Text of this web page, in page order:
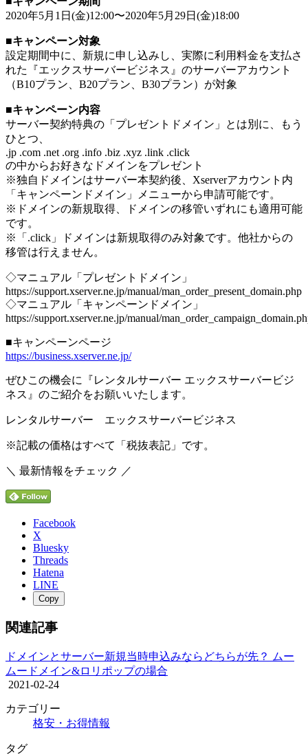
2020年5月1日(金)12:00〜2020年5月29日(金)18:00
■キャンペーン対象
設定期間中に、新規に申し込みし、実際に利用料金を支払さ
れた『エックスサーバービジネス』のサーバーアカウント
（B10プラン、B20プラン、B30プラン）が対象
■キャンペーン内容
サーバー契約特典の「プレゼントドメイン」とは別に、もう
ひとつ、
.jp .com .net .org .info .biz .xyz .link .click
の中からお好きなドメインをプレゼント
※独自ドメインはサーバー本契約後、Xserverアカウント内
「キャンペーンドメイン」メニューから申請可能です。
※ドメインの新規取得、ドメインの移管いずれにも適用可能
です。
※「.click」ドメインは新規取得のみ対象です。他社からの
移管は行えません。
◇マニュアル「プレゼントドメイン」
https://support.xserver.ne.jp/manual/man_order_present_domain.php
◇マニュアル「キャンペーンドメイン」
https://support.xserver.ne.jp/manual/
■キャンペーンページ
https://business.xserver.ne.jp/
ぜひこの機会に『レンタルサーバー エックスサーバービジ
ネス』のご紹介をお願いいたします。
レンタルサーバー エックスサーバービジネス
※記載の価格はすべて「税抜表記」です。
＼ 最新情報をチェック ／
Facebook
X
Bluesky
Threads
Hatena
LINE
Copy
関連記事
ドメインとサーバー新規当時申込みならどちらが先？ ムー
ムードメイン&ロリポップの場合
2021-02-24
カテゴリー
格安・お得情報
タグ